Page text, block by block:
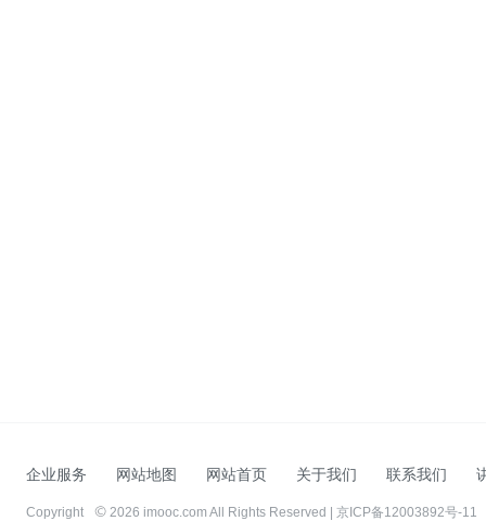
企业服务 网站地图 网站首页 关于我们 联系我们
Copyright 2026 imooc.com All Rights Reserved | 京ICP备12003892号-11